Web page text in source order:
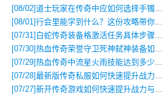
[08/02]道士玩家在传奇中应如何选择手镯装备？
[08/01]行会里能学到什么？这份攻略带你全掌握
[07/31] 白蛇传奇装备格激活任务具体步骤是什么？如何完成？
[07/30]热血传奇荣誉守卫死神弑神装备如何获取与佩戴攻略？
[07/29]热血传奇中流星火雨技能达到多少级可以开始练装备？
[07/28]最新版传奇私服如何快速提升战力与获取稀有装备？
[07/27]新开传奇游戏如何快速提升战力与获取稀有装备？